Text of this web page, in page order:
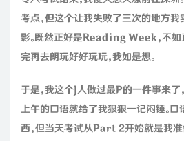
考点，但这个让我失败了三次的地方
影。既然正好是Reading Week，不如
完再去朗玩好好玩玩，我如是想。
于是，我这个J人做过最P的一件事来了
上午的口语就给了我狠狠一记闷锤。
西，但当天考试从Part 2开始就是我准